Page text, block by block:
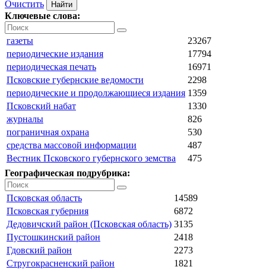
Очистить
Ключевые слова:
газеты
23267
периодические издания
17794
периодическая печать
16971
Псковские губернские ведомости
2298
периодические и продолжающиеся издания 1359
Псковский набат
1330
журналы
826
пограничная охрана
530
средства массовой информации
487
Вестник Псковского губернского земства
475
Географическая подрубрика:
Псковская область
14589
Псковская губерния
6872
Дедовичский район (Псковская область) 3135
Пустошкинский район
2418
Гдовский район
2273
Стругокрасненский район
1821